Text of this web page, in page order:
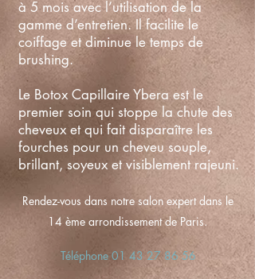
à 5 mois avec l’utilisation de la
gamme d’entretien. Il facilite le
coiffage et diminue le temps de
brushing.
Le Botox Capillaire Ybera est le
premier soin qui stoppe la chute des
cheveux et qui fait disparaître les
fourches pour un cheveu souple,
brillant, soyeux et visiblement rajeuni.
Rendez-vous dans notre salon expert dans le
14 ème arrondissement de Paris.
Téléphone 01 43 27 86 56